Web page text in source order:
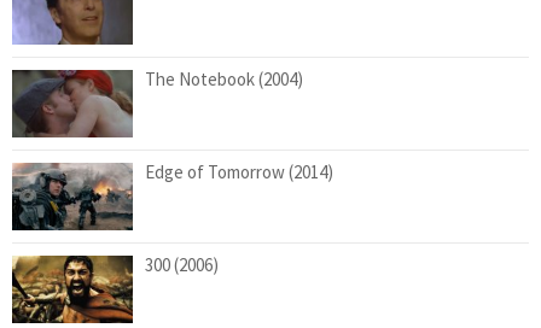
The Notebook (2004)
Edge of Tomorrow (2014)
300 (2006)